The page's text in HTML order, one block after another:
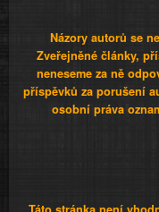
Názory autorů se
Zveřejněné články,
neneseme za ně
příspěvků za porušení
osobní práva